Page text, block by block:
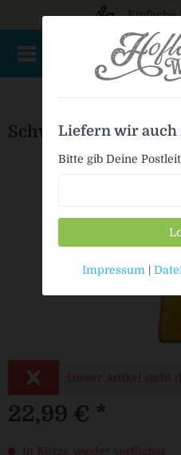
Einfache
Schwip Schwap
Dieser Artikel steht
22,99 € *
In Kürze wieder verfügbar
Liefern wir auch
Bitte gib Deine
Impressum |